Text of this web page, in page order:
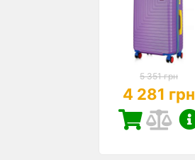
5 351 грн
4 281 грн